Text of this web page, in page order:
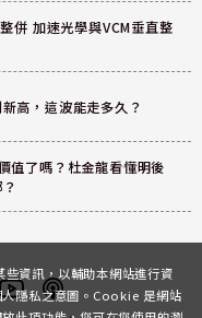
併 加速光學與VCM垂直整
高，這波能走多久？
值了嗎？杜金龍看懂明後
資訊，以輔助本網站進行資
隱私之意圖。Cookie 是網站